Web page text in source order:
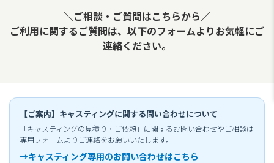
＼ご相談・ご質問はこちらから／
ご利用に関するご質問は、以下のフォームよりお気軽にご
連絡ください。
【ご案内】キャスティングに関する問い合わせについて
「キャスティングの見積り・ご依頼」に関するお問い合わせやご相談は
専用フォームよりご連絡をお願いいたします。
→キャスティング専用のお問い合わせはこちら